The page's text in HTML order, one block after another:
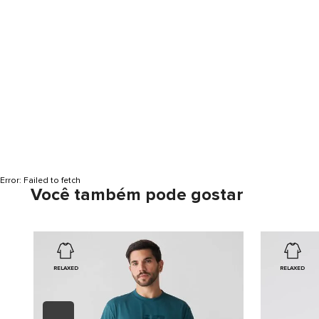
Error: Failed to fetch
Você também pode gostar
RELAXED RELAXED